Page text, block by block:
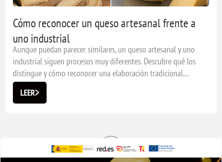
Cómo reconocer un queso artesanal frente a
uno industrial
Aunque puedan parecer similares, un queso artesanal y uno
industrial siguen procesos muy diferentes. Descubre qué los
distingue y cómo reconocer una elaboración tradicional....
LEER